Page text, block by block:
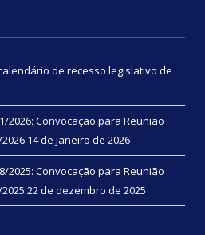
de recesso legislativo de
2026: Convocação para Reunião
14 de janeiro de 2026
2025: Convocação para Reunião
22 de dezembro de 2025